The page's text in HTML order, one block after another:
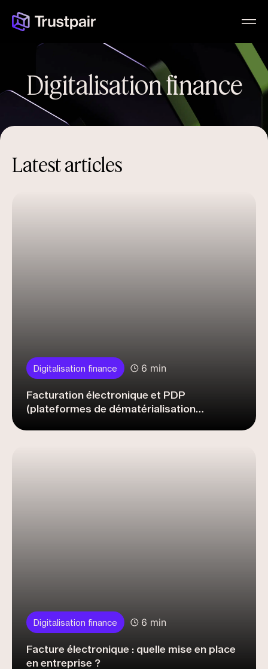
Digitalisation finance
Latest articles
Digitalisation finance 6 min
Facturation électronique et PDP
(plateformes de dématérialisation
Digitalisation finance 6 min
Facture électronique : quelle mise en place
en entreprise ?